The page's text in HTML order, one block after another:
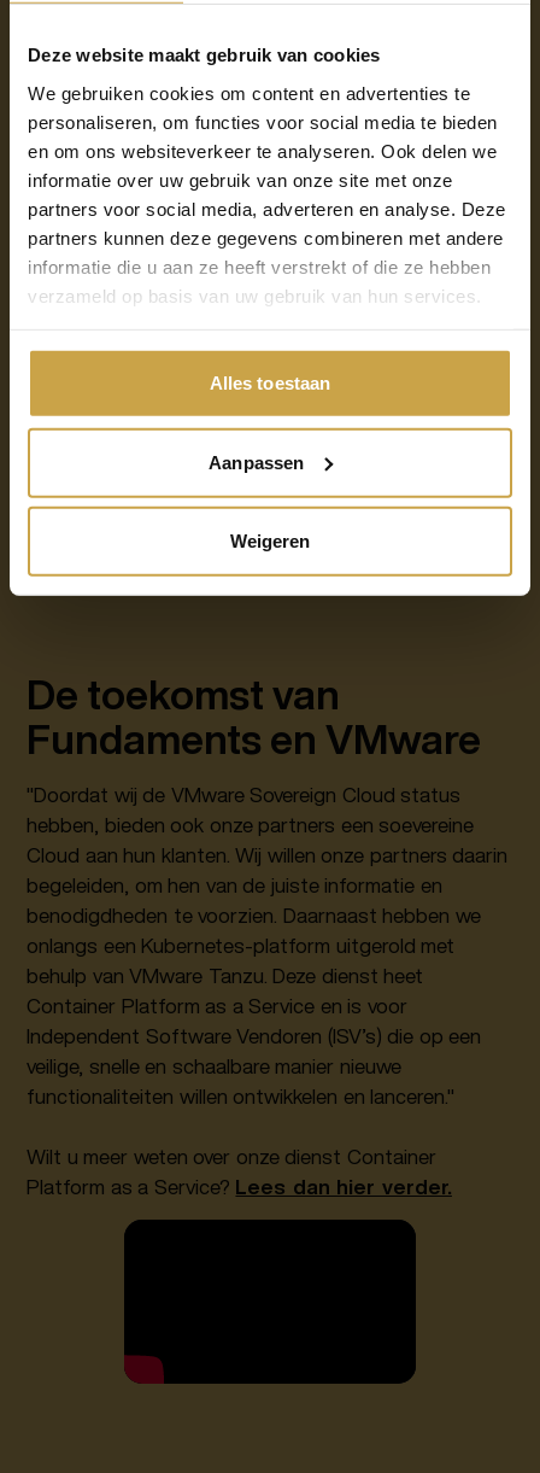
Deze website maakt gebruik van cookies
We gebruiken cookies om content en advertenties te
personaliseren, om functies voor social media te bieden
en om ons websiteverkeer te analyseren. Ook delen we
informatie over uw gebruik van onze site met onze
partners voor social media, adverteren en analyse. Deze
partners kunnen deze gegevens combineren met andere
informatie die u aan ze heeft verstrekt of die ze hebben
verzameld op basis van uw gebruik van hun services.
Alles toestaan
Aanpassen
Weigeren
software en de inrichting daarvan. Daarnaast zorgen
we dat we het dagelijkse beheer naar het hoogste
niveau tillen met onze kundige collega’s. Hoe de Cloud
geconsumeerd wordt, moet dus door de hele keten
heen duidelijk zijn en hier zijn we ontzettend kritisch
op. Hierin is continuïteit het sleutelwoord:
bedrijfskritische applicaties moeten altijd, zonder
onderbrekingen, kunnen blijven draaien. Zo zijn onze
datacenters geografisch gescheiden en maken we
datacenters aan de juiste certificeringen met
betrekking tot informatiebeveiliging en continuïteit.”
dan hier.
De toekomst van
Fundaments en VMware
"Doordat wij de VMware Sovereign Cloud status
hebben, bieden ook onze partners een soevereine
Cloud aan hun klanten. Wij willen onze partners daarin
begeleiden, om hen van de juiste informatie en
benodigdheden te voorzien. Daarnaast hebben we
onlangs een Kubernetes-platform uitgerold met
behulp van VMware Tanzu. Deze dienst heet
Container Platform as a Service en is voor
Independent Software Vendoren (ISV’s) die op een
veilige, snelle en schaalbare manier nieuwe
functionaliteiten willen ontwikkelen en lanceren."
Wilt u meer weten over onze dienst Container
Platform as a Service? Lees dan hier verder.